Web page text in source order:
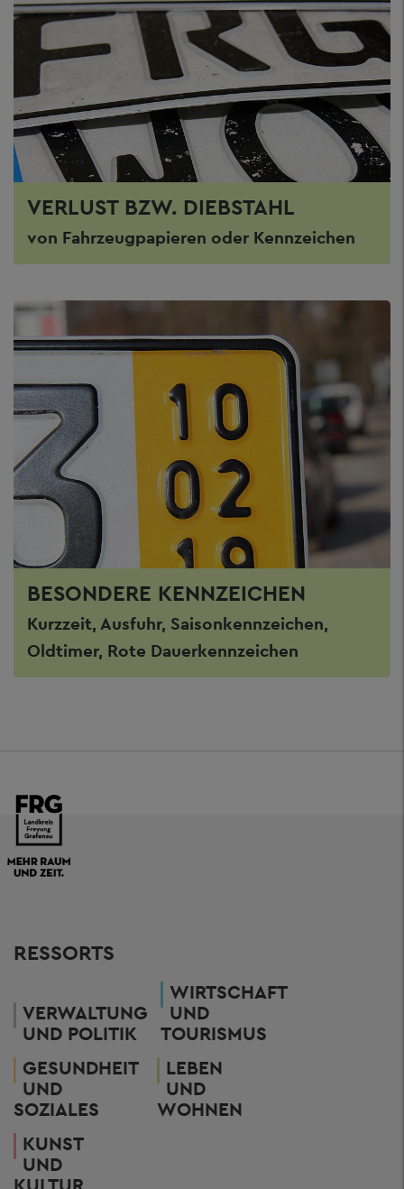
VERLUST BZW. DIEBSTAHL
von Fahrzeugpapieren oder Kennzeichen
BESONDERE KENNZEICHEN
Kurzzeit, Ausfuhr, Saisonkennzeichen,
Oldtimer, Rote Dauerkennzeichen
RESSORTS
VERWALTUNG
UND POLITIK
WIRTSCHAFT
UND
TOURISMUS
GESUNDHEIT
UND
SOZIALES
LEBEN
UND
WOHNEN
KUNST
UND